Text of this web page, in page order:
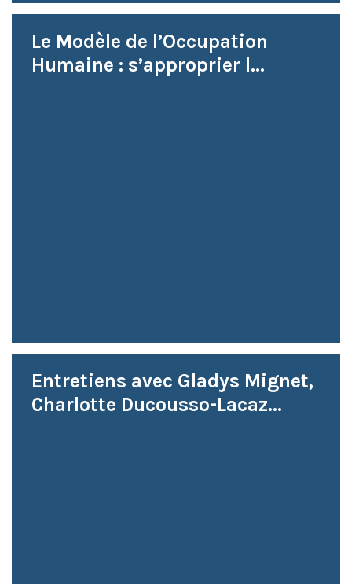
Le Modèle de l’Occupation
Humaine : s’approprier l...
Entretiens avec Gladys Mignet,
Charlotte Ducousso-Lacaz...